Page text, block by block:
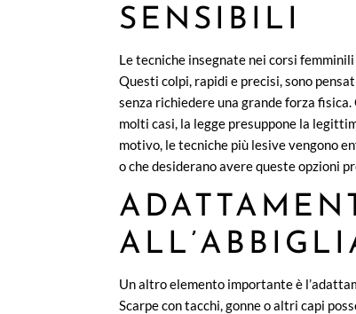
SENSIBILI
Le tecniche insegnate nei corsi
Questi colpi, rapidi e precisi, sono
senza richiedere una grande forza
molti casi, la legge presuppone la
motivo, le tecniche più lesive vengono
o che desiderano avere queste opzioni
Un altro elemento importante è
Scarpe con tacchi, gonne o altri capi